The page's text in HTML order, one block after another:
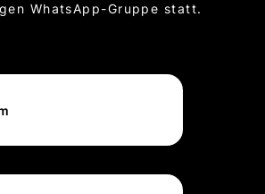
WhatsApp-Gruppe statt.